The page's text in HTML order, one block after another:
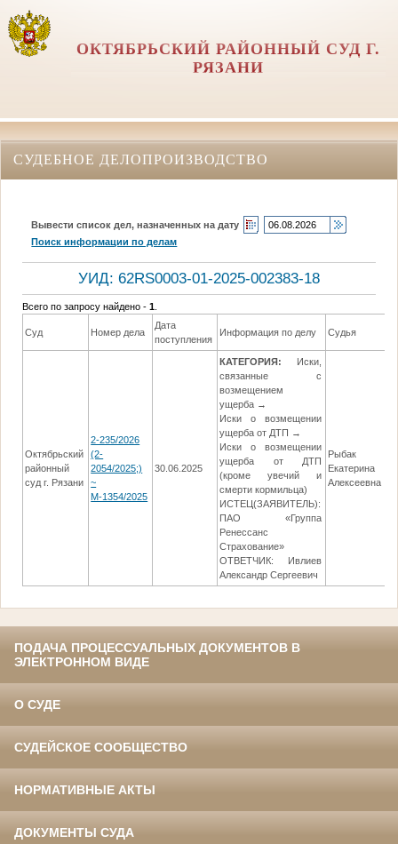
ОКТЯБРЬСКИЙ РАЙОННЫЙ СУД Г.
РЯЗАНИ
СУДЕБНОЕ ДЕЛОПРОИЗВОДСТВО
Вывести список дел, назначенных на дату
Поиск информации по делам
УИД: 62RS0003-01-2025-002383-18
Всего по запросу найдено -1
Суд Номер дела
Дата
поступления
Информация по делу Судья
Октябрьский
районный
суд г. Рязани
2-235/2026
(2-
2054/2025;)
~
М-1354/2025
30.06.2025
КАТЕГОРИЯ:
Иски,
связанные с
возмещением
ущерба →
Иски о возмещении
ущерба от ДТП →
Иски о возмещении
ущерба от ДТП
(кроме увечий и
смерти кормильца)
ИСТЕЦ(ЗАЯВИТЕЛЬ):
ПАО «Группа
Ренессанс
Страхование»
ОТВЕТЧИК: Ивлиев
Александр Сергеевич
Рыбак
Екатерина
Алексеевна
ПОДАЧА ПРОЦЕССУАЛЬНЫХ ДОКУМЕНТОВ В
ЭЛЕКТРОННОМ ВИДЕ
О СУДЕ
СУДЕЙСКОЕ СООБЩЕСТВО
НОРМАТИВНЫЕ АКТЫ
ДОКУМЕНТЫ СУДА